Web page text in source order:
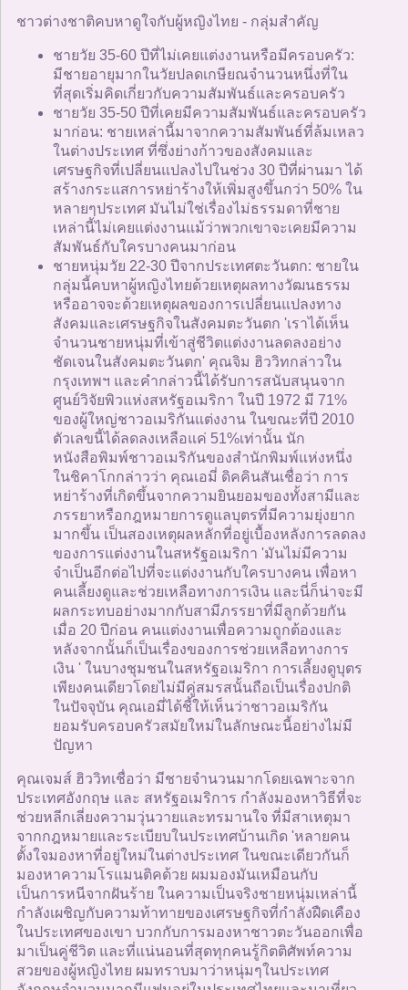
ชาวต่างชาติคบหาดูใจกับผู้หญิงไทย - กลุ่มสำคัญ
ชายวัย 35-60 ปีที่ไม่เคยแต่งงานหรือมีครอบครัว:
มีชายอายุมากในวัยปลดเกษียณจำนวนหนึ่งที่ใน
ที่สุดเริ่มคิดเกี่ยวกับความสัมพันธ์และครอบครัว
ชายวัย 35-50 ปีที่เคยมีความสัมพันธ์และครอบครัว
มาก่อน: ชายเหล่านี้มาจากความสัมพันธ์ที่ล้มเหลว
ในต่างประเทศ ที่ซึ่งย่างก้าวของสังคมและ
เศรษฐกิจที่เปลี่ยนแปลงไปในช่วง 30 ปีที่ผ่านมา ได้
สร้างกระแสการหย่าร้างให้เพิ่มสูงขึ้นกว่า 50% ใน
หลายๆประเทศ มันไม่ใช่เรื่องไม่ธรรมดาที่ชาย
เหล่านี้ไม่เคยแต่งงานแม้ว่าพวกเขาจะเคยมีความ
สัมพันธ์กับใครบางคนมาก่อน
ชายหนุ่มวัย 22-30 ปีจากประเทศตะวันตก: ชายใน
กลุ่มนี้คบหาผู้หญิงไทยด้วยเหตุผลทางวัฒนธรรม
หรืออาจจะด้วยเหตุผลของการเปลี่ยนแปลงทาง
สังคมและเศรษฐกิจในสังคมตะวันตก 'เราได้เห็น
จำนวนชายหนุ่มที่เข้าสู่ชีวิตแต่งงานลดลงอย่าง
ชัดเจนในสังคมตะวันตก' คุณจิม ฮิววิทกล่าวใน
กรุงเทพฯ และคำกล่าวนี้ได้รับการสนับสนุนจาก
ศูนย์วิจัยพิวแห่งสหรัฐอเมริกา ในปี 1972 มี 71%
ของผู้ใหญ่ชาวอเมริกันแต่งงาน ในขณะที่ปี 2010
ตัวเลขนี้ได้ลดลงเหลือแค่ 51%เท่านั้น นัก
หนังสือพิมพ์ชาวอเมริกันของสำนักพิมพ์แห่งหนึ่ง
ในชิคาโกกล่าวว่า คุณเอมี่ ดิคคินสันเชื่อว่า การ
หย่าร้างที่เกิดขึ้นจากความยินยอมของทั้งสามีและ
ภรรยาหรือกฎหมายการดูแลบุตรที่มีความยุ่งยาก
มากขึ้น เป็นสองเหตุผลหลักที่อยู่เบื้องหลังการลดลง
ของการแต่งงานในสหรัฐอเมริกา 'มันไม่มีความ
จำเป็นอีกต่อไปที่จะแต่งงานกับใครบางคน เพื่อหา
คนเลี้ยงดูและช่วยเหลือทางการเงิน และนี่ก็น่าจะมี
ผลกระทบอย่างมากกับสามีภรรยาที่มีลูกด้วยกัน
เมื่อ 20 ปีก่อน คนแต่งงานเพื่อความถูกต้องและ
หลังจากนั้นก็เป็นเรื่องของการช่วยเหลือทางการ
เงิน ' ในบางชุมชนในสหรัฐอเมริกา การเลี้ยงดูบุตร
เพียงคนเดียวโดยไม่มีคู่สมรสนั้นถือเป็นเรื่องปกติ
ในปัจจุบัน คุณเอมี่ได้ชี้ให้เห็นว่าชาวอเมริกัน
ยอมรับครอบครัวสมัยใหม่ในลักษณะนี้อย่างไม่มี
ปัญหา
คุณเจมส์ ฮิววิทเชื่อว่า มีชายจำนวนมากโดยเฉพาะจาก
ประเทศอังกฤษ และ สหรัฐอเมริการ กำลังมองหาวิธีที่จะ
ช่วยหลีกเลี่ยงความวุ่นวายและทรมานใจ ที่มีสาเหตุมา
จากกฎหมายและระเบียบในประเทศบ้านเกิด 'หลายคน
ตั้งใจมองหาที่อยู่ใหม่ในต่างประเทศ ในขณะเดียวกันก็
มองหาความโรแมนติคด้วย ผมมองมันเหมือนกับ
เป็นการหนีจากฝันร้าย ในความเป็นจริงชายหนุ่มเหล่านี้
กำลังเผชิญกับความท้าทายของเศรษฐกิจที่กำลังฝืดเคือง
ในประเทศของเขา บวกกับการมองหาชาวตะวันออกเพื่อ
มาเป็นคู่ชีวิต และที่แน่นอนที่สุดทุกคนรู้กิตติศัพท์ความ
สวยของผู้หญิงไทย ผมทราบมาว่าหนุ่มๆในประเทศ